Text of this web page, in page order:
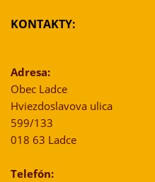
KONTAKTY:
Adresa:
Obec Ladce
Hviezdoslavova ulica
599/133
018 63 Ladce
Telefón: